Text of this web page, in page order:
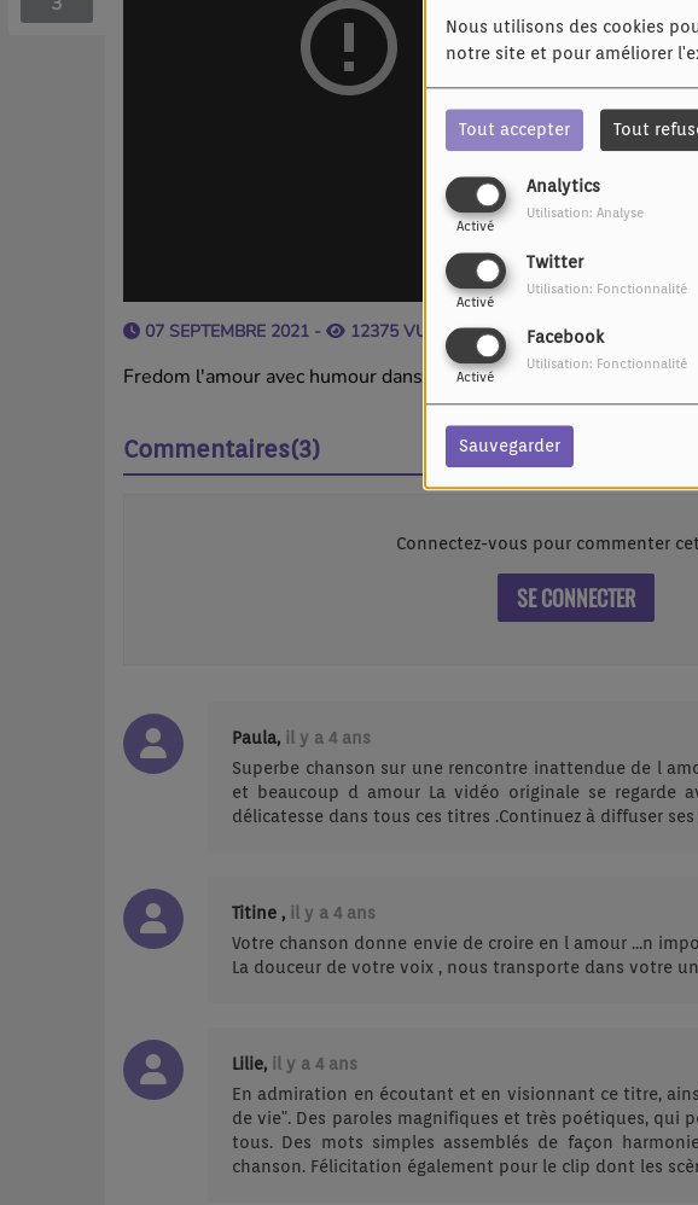
Nous utilisons des cookies
notre site et pour améliorer
Tout accepter Tout
Analytics
Activé
Utilisation: Analyse
Twitter
Activé
Utilisation: Fonctionnalité
Facebook
Activé
Utilisation: Fonctionnalité
Sauvegarder
07 SEPTEMBRE 2021 - 12375 VUES
Fredom l'amour avec humour dans la pure tradition de la chanson
Commentaires(3)
Connectez-vous pour commenter
SE CONNECTER
Paula,
il y a 4 ans
Superbe chanson sur une rencontre inattendue de l
et beaucoup d amour La vidéo originale se regarde
délicatesse dans tous ces titres .Continuez à diffuser
Titine ,
il y a 4 ans
Votre chanson donne envie de croire en l amour ...n
La douceur de votre voix , nous transporte dans votre
Lilie,
il y a 4 ans
En admiration en écoutant et en visionnant ce titre,
de vie". Des paroles magnifiques et très poétiques,
tous. Des mots simples assemblés de façon
chanson. Félicitation également pour le clip dont les